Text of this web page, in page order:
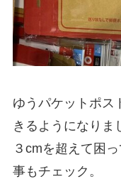
ゆうパケットポス
きるようになりま
３cmを超えて困
事もチェック。